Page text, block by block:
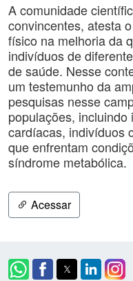
A comunidade
convincentes, atesta
físico na melhoria da
indivíduos de
de saúde. Nesse
um testemunho da
pesquisas nesse
populações,
cardíacas, indivíduos
que enfrentam
síndrome metabólica.
Acessar